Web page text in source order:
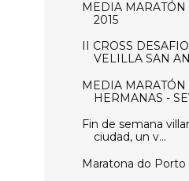
MEDIA MARATÓN
2015
II CROSS
VELILLA SAN
MEDIA MARATÓN
HERMANAS -
Fin de semana
ciudad, un v...
Maratona do Porto